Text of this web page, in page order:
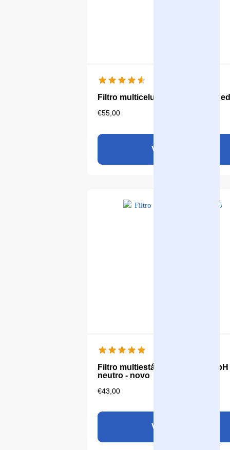
Filtro multicelular Aqualine 18
€55,00
Ver produto
Filtro multiestágio Aqualine 18 pH
neutro - novo
€43,00
Ver produto